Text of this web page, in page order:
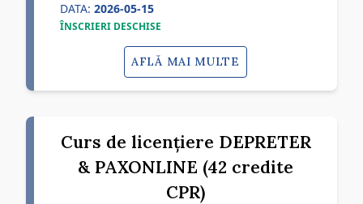
DATA: 2026-05-15
ÎNSCRIERI DESCHISE
AFLĂ MAI MULTE
Curs de licențiere DEPRETER
& PAXONLINE (42 credite
CPR)